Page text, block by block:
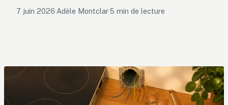
7 juin 2026·Adèle Montclar·5 min de lecture